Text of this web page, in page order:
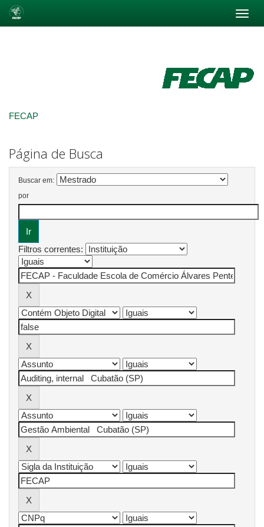
FECAP
Página de Busca
Buscar em:
por
Filtros correntes: